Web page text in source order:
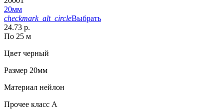
20мм
checkmark_alt_circleВыбрать
24.73 р.
По 25 м
Цвет черный
Размер 20мм
Материал нейлон
Прочее класс А